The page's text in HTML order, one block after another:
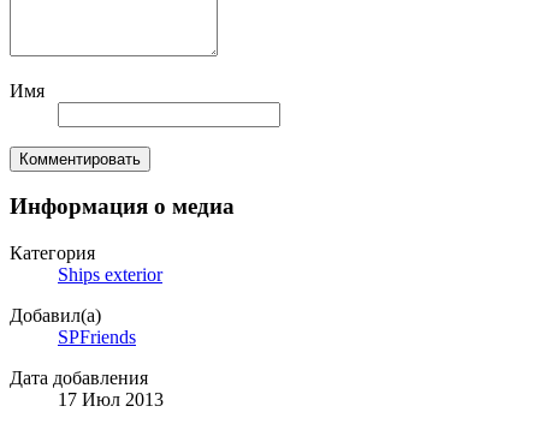
Имя
Комментировать
Информация о медиа
Категория
Ships exterior
Добавил(а)
SPFriends
Дата добавления
17 Июл 2013